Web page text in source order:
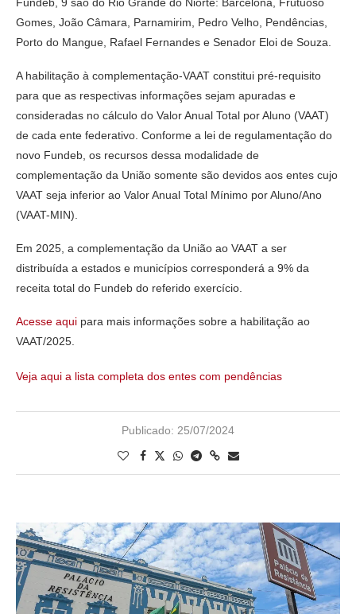
Gomes, João Câmara, Parnamirim, Pedro Velho, Pendências,
Porto do Mangue, Rafael Fernandes e Senador Eloi de Souza.
A habilitação à complementação-VAAT constitui pré-requisito
para que as respectivas informações sejam apuradas e
consideradas no cálculo do Valor Anual Total por Aluno (VAAT)
de cada ente federativo. Conforme a lei de regulamentação do
novo Fundeb, os recursos dessa modalidade de
complementação da União somente são devidos aos entes cujo
VAAT seja inferior ao Valor Anual Total Mínimo por Aluno/Ano
(VAAT-MIN).
Em 2025, a complementação da União ao VAAT a ser
distribuída a estados e municípios corresponderá a 9% da
receita total do Fundeb do referido exercício.
Acesse aqui para mais informações sobre a habilitação ao
VAAT/2025.
Veja aqui a lista completa dos entes com pendências
Publicado: 25/07/2024